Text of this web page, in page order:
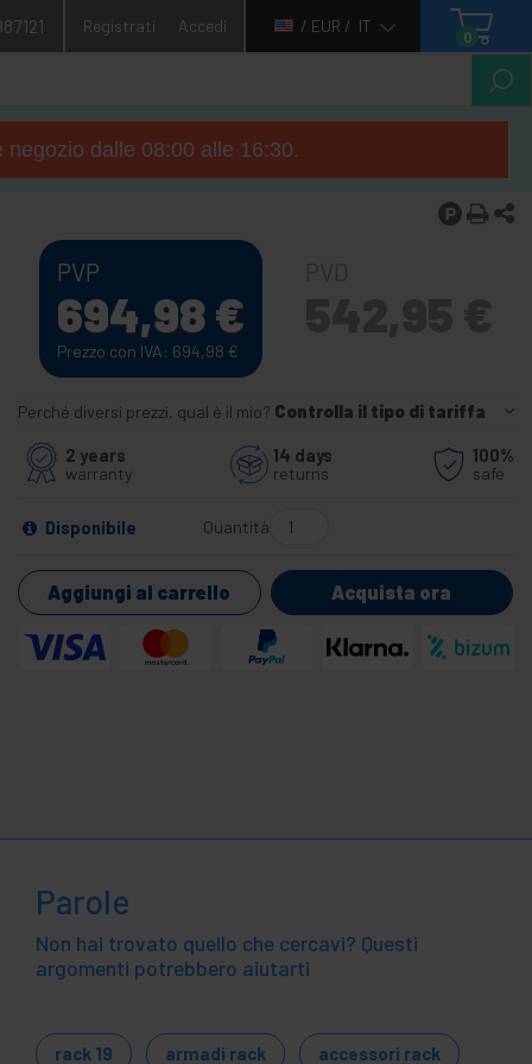
Registrati Accedi / EUR / IT
0
dalle 08:00 alle 16:30.
PVP
694,98€
Prezzo con IVA: 694,98 €
Perché diversi prezzi, qual è il mio? Controlla il tipo di tariffa
2 years
warranty
14 days
returns
100%
safe
Disponibile Quantità
Aggiungi al carrello Acquista ora
Parole
Non hai trovato quello che cercavi? Questi
argomenti potrebbero aiutarti
rack 19 armadi rack accessori rack